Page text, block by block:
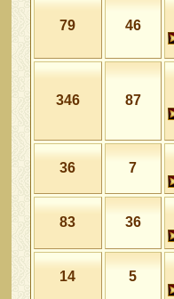
46
79
87
346
7
36
36
83
5
14